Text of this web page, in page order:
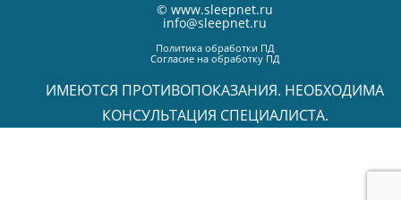
© www.sleepnet.ru
info@sleepnet.ru
Политика обработки ПД
Согласие на обработку ПД
ИМЕЮТСЯ ПРОТИВОПОКАЗАНИЯ. НЕОБХОДИМА
КОНСУЛЬТАЦИЯ СПЕЦИАЛИСТА.